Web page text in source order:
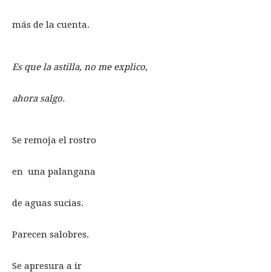
más de la cuenta.
Es que la astilla, no me explico,
ahora salgo.
Se remoja el rostro
en una palangana
de aguas sucias.
Parecen salobres.
Se apresura a ir